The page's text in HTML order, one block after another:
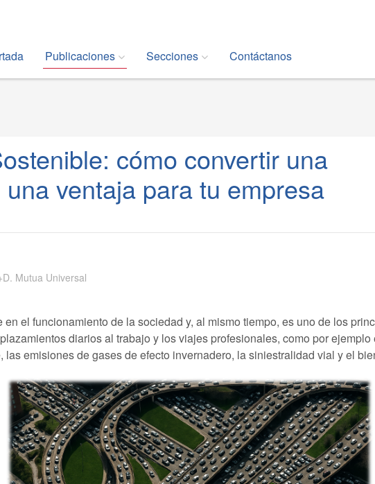
Publicaciones Secciones Contáctanos
cómo convertir una
ventaja para tu empresa
Mutua Universal
el funcionamiento de la sociedad y, al mismo tiempo, es uno de los
diarios al trabajo y los viajes profesionales, como por
emisiones de gases de efecto invernadero, la siniestralidad vial y el